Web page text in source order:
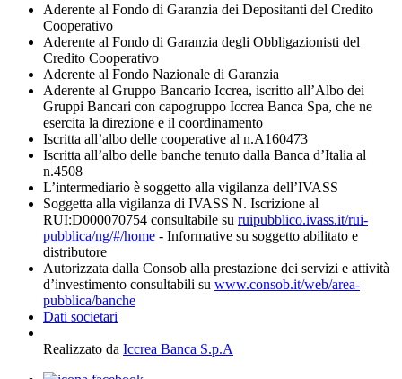
Aderente al Fondo di Garanzia dei Depositanti del Credito
Cooperativo
Aderente al Fondo di Garanzia degli Obbligazionisti del
Credito Cooperativo
Aderente al Fondo Nazionale di Garanzia
Aderente al Gruppo Bancario Iccrea, iscritto all’Albo dei
Gruppi Bancari con capogruppo Iccrea Banca Spa, che ne
esercita la direzione e il coordinamento
Iscritta all’albo delle cooperative al n.A160473
Iscritta all’albo delle banche tenuto dalla Banca d’Italia al
n.4508
L’intermediario è soggetto alla vigilanza dell’IVASS
Soggetta alla vigilanza di IVASS N. Iscrizione al
RUI:D000070754 consultabile su ruipubblico.ivass.it/rui-
pubblica/ng/#/home - Informative su soggetto abilitato e
distributore
Autorizzata dalla Consob alla prestazione dei servizi e attività
d’investimento consultabili su www.consob.it/web/area-
pubblica/banche
Dati societari
Realizzato da Iccrea Banca S.p.A